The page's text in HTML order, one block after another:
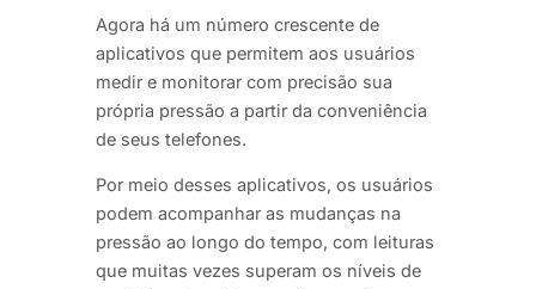
Agora há um número crescente de
aplicativos que permitem aos usuários
medir e monitorar com precisão sua
própria pressão a partir da conveniência
de seus telefones.
Por meio desses aplicativos, os usuários
podem acompanhar as mudanças na
pressão ao longo do tempo, com leituras
que muitas vezes superam os níveis de